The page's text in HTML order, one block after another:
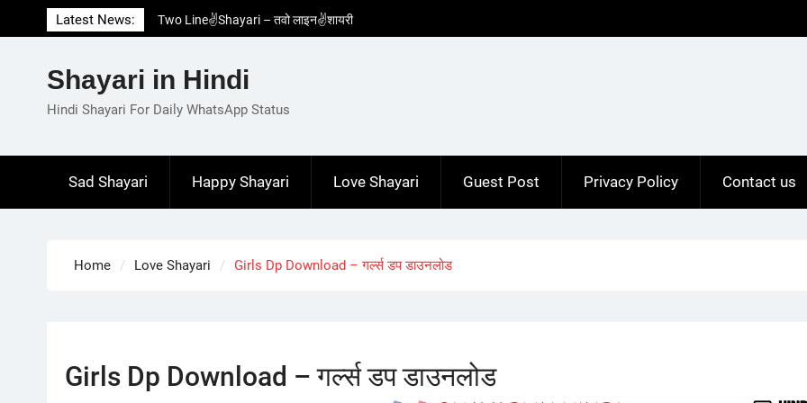
to
Latest News:
Two Line✌️Shayari – तवो लाइन✌️शायरी
Love😓Lines In Hindi – लव😓लाइन्स इन हिंदी
Love🥳Poetry In Hindi – लव🥳पोएट्री इन हिंदी
1 Line☝️Shayari In Hindi – १ लाइन☝️शायरी इन
Shayari in Hindi
Hindi Shayari For Daily WhatsApp Status
Sad Shayari Happy Shayari Love Shayari Guest Post Privacy Policy Contact us
Home Love Shayari Girls Dp Download – गर्ल्स डप डाउनलोड
Girls Dp Download – गर्ल्स डप डाउनलोड